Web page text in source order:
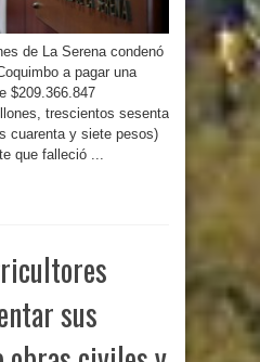
de La Serena condenó
a pagar una
$209.366.847
trescientos sesenta
cuarenta y siete pesos)
que falleció ...
sus